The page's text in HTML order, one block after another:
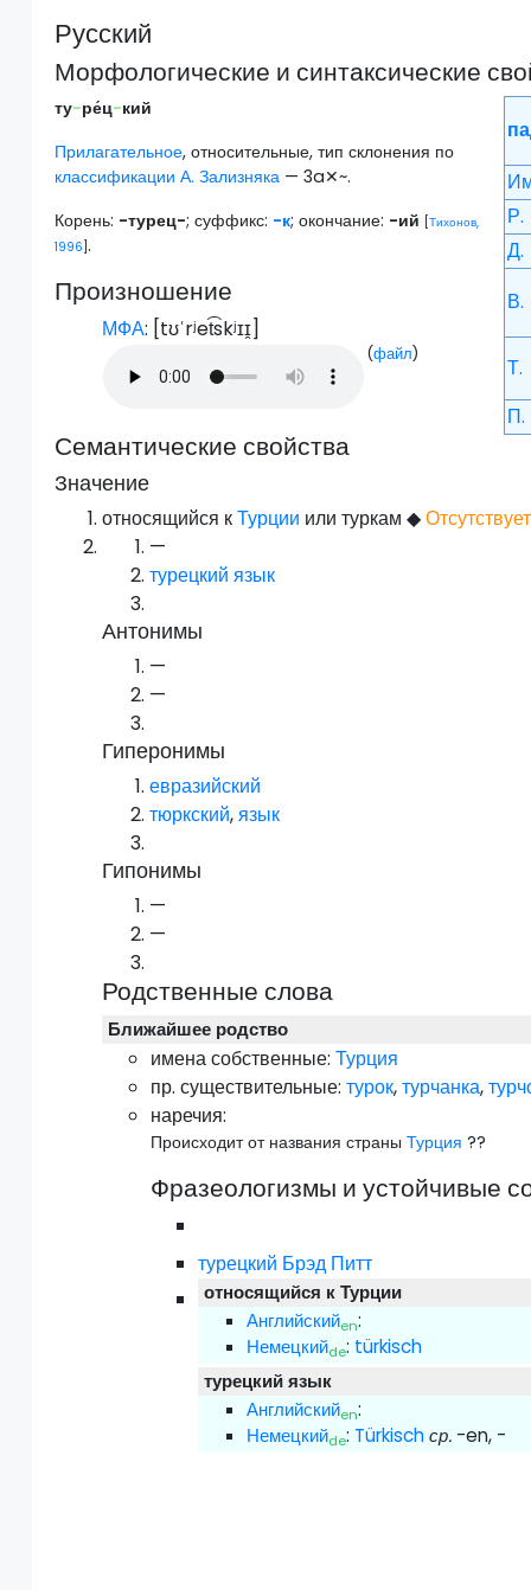
Русский
Морфологические и синтаксические
Р.
Д.
В.
Т.
П.
ту-ре́ц-кий
Прилагательное, относительные, тип склонения по
классификации А. Зализняка — 3a✕~.
Корень: -турец-; суффикс: -к; окончание: -ий [Тихонов,
1996 ].
Произношение
МФА: [tʊˈrʲet͡skʲɪɪ̯]
(файл)
Семантические свойства
Значение
относящийся кТурции или туркам◆
—
турецкий язык
Антонимы
—
—
Гиперонимы
евразийский
тюркский,язык
Гипонимы
—
—
Родственные слова
Ближайшее родство
имена собственные: Турция
пр.существительные: турок,турчанка,
наречия:
Происходит от названия страныТурция ??
Фразеологизмы и устойчивые
турецкий Брэд Питт
относящийся к Турции
Английскийen:
Немецкийde: türkisch
турецкий язык
Английскийen:
Немецкийde: Türkischср. -en, -